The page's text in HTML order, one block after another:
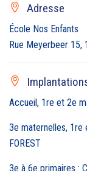
Adresse
École Nos Enfants
Rue Meyerbeer 15,
Accueil, 1re et 2e
3e maternelles, 1re
FOREST
3e à 6e primaires :